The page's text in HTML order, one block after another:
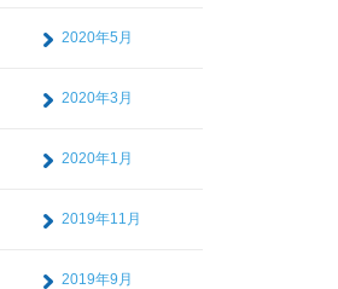
2020年5月
2020年3月
2020年1月
2019年11月
2019年9月